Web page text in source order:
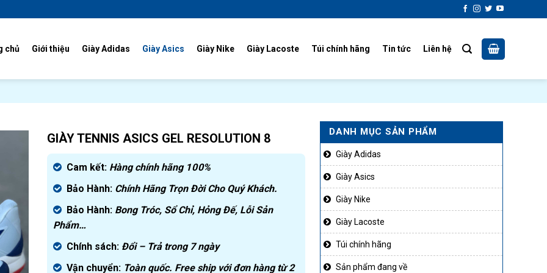
chủ Giới thiệu Giày Adidas Giày Asics Giày Nike Giày Lacoste Túi chính hãng Tin tức Liên hệ
DANH MỤC SẢN PHẨM
Giày Adidas
Giày Asics
Giày Nike
Giày Lacoste
Túi chính hãng
Sản phẩm đang về
GIÀY TENNIS ASICS GEL RESOLUTION 8
Cam kết: Hàng chính hãng 100%
Bảo Hành: Chính Hãng Trọn Đời Cho Quý Khách.
Bảo Hành: Bong Tróc, Sổ Chỉ, Hỏng Đế, Lỗi Sản
Phẩm…
Chính sách: Đổi – Trả trong 7 ngày
Vận chuyển: Toàn quốc. Free ship với đơn hàng từ 2